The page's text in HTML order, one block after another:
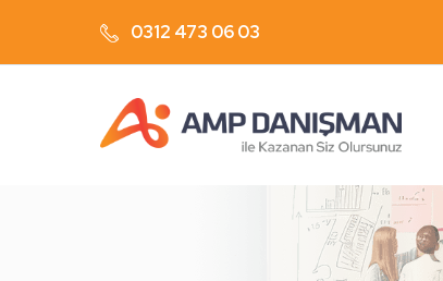
0312 473 06 03